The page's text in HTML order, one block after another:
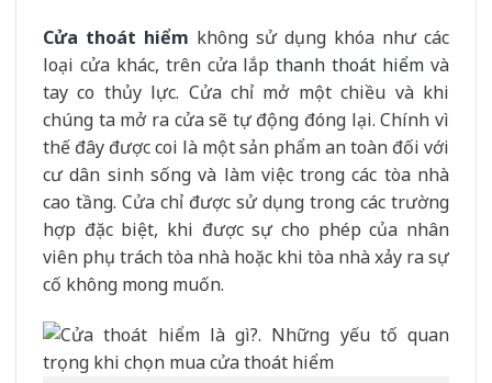
Cửa thoát hiểm không sử dụng khóa như các
loại cửa khác, trên cửa lắpthanh thoát hiểm và
tay co thủy lực. Cửa chỉ mở một chiều và khi
chúng ta mở ra cửa sẽ tự động đóng lại. Chính vì
thế đây được coi là một sản phẩm an toàn đối với
cư dân sinh sống và làm việc trong các tòa nhà
cao tầng. Cửa chỉ được sử dụng trong các trường
hợp đặc biệt, khi được sự cho phép của nhân
viên phụ trách tòa nhà hoặc khi tòa nhà xảy ra sự
cố không mong muốn.